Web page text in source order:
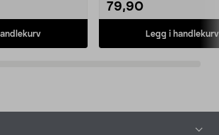
79,90
Legg i handlekurv